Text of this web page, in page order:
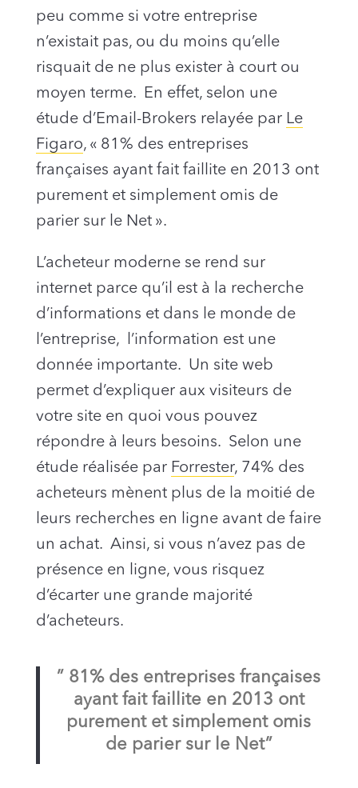
peu comme si votre entreprise
n’existait pas, ou du moins qu’elle
risquait de ne plus exister à court ou
moyen terme. En effet, selon une
étude d’Email-Brokers relayée par Le
Figaro, « 81% des entreprises
françaises ayant fait faillite en 2013 ont
purement et simplement omis de
parier sur le Net ».
L’acheteur moderne se rend sur
internet parce qu’il est à la recherche
d’informations et dans le monde de
l’entreprise, l’information est une
donnée importante. Un site web
permet d’expliquer aux visiteurs de
votre site en quoi vous pouvez
répondre à leurs besoins. Selon une
étude réalisée par Forrester, 74% des
acheteurs mènent plus de la moitié de
leurs recherches en ligne avant de faire
un achat. Ainsi, si vous n’avez pas de
présence en ligne, vous risquez
d’écarter une grande majorité
d’acheteurs.
” 81% des entreprises françaises
ayant fait faillite en 2013 ont
purement et simplement omis
de parier sur le Net”